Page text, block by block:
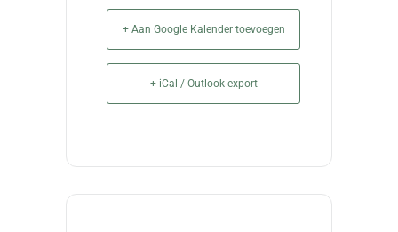
+ Aan Google Kalender toevoegen
+ iCal / Outlook export